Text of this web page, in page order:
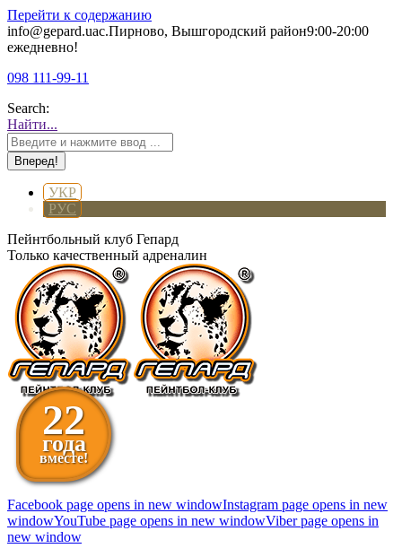
Перейти к содержанию
info@gepard.uaс.Пирново, Вышгородский район9:00-20:00
ежедневно!
098 111-99-11
Search:
Найти...
УКР
РУС
Пейнтбольный клуб Гепард
Только качественный адреналин
22
года
вместе!
Facebook page opens in new windowInstagram page opens in new
windowYouTube page opens in new windowViber page opens in
new window